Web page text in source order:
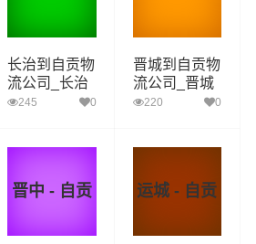
长治到自贡物
流公司_长治
到自贡货运_
245 0
晋城到自贡物
流公司_晋城
到自贡货运_
220 0
晋中 - 自贡 运城 - 自贡